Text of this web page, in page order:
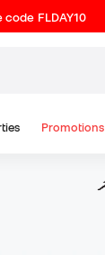
FLDAY10
Promotions